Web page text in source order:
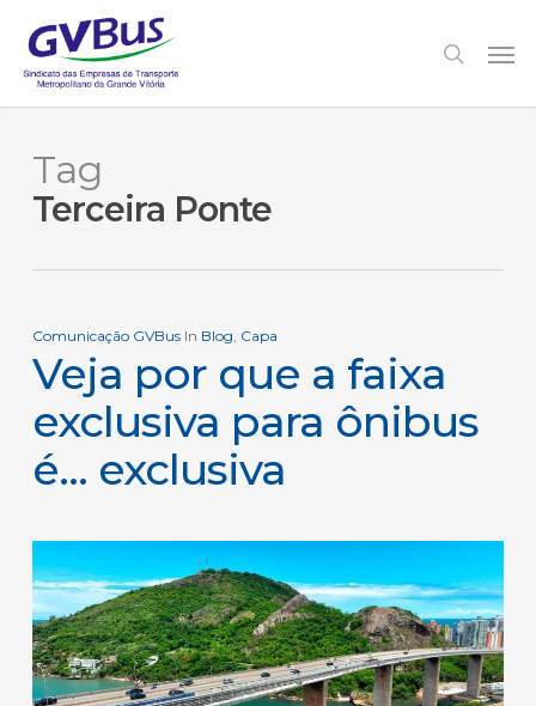
main
content
search
Tag
Terceira Ponte
Comunicação GVBus In Blog, Capa
Veja por que a faixa
exclusiva para ônibus
é… exclusiva